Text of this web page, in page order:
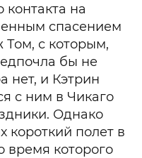
контакта на
спасением
с которым,
бы не
нет, и Кэтрин
с ним в Чикаго
Однако
короткий полет в
время которого